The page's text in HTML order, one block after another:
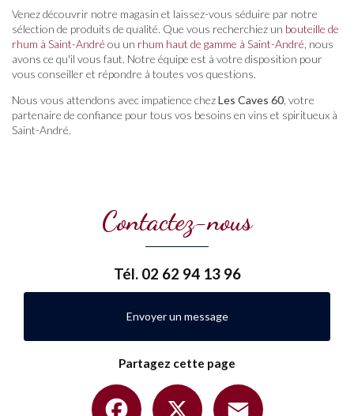
Venez découvrir notre magasin et laissez-vous séduire par notre
sélection de produits de qualité. Que vous recherchiez un bouteille de
rhum à Saint-André ou un rhum haut de gamme à Saint-André , nous
avons ce qu'il vous faut. Notre équipe est à votre disposition pour
vous conseiller et répondre à toutes vos questions.
Nous vous attendons avec impatience chezLes Caves 60 , votre
partenaire de confiance pour tous vos besoins en vins et spiritueux à
Saint-André.
Contactez-nous
Tél. 02 62 94 13 96
Envoyer un message
Partagez cette page
Facebook